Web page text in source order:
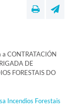
CONTRATACIÓN
DE
FORESTAIS DO
Incendios Forestais